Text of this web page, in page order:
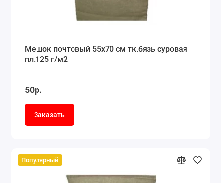
Мешок почтовый 55x70 см тк.бязь суровая
пл.125 г/м2
50р.
Заказать
Популярный